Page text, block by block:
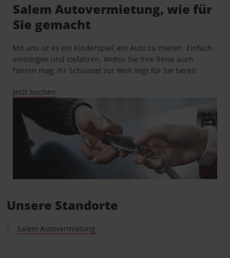
Salem Autovermietung, wie für
Sie gemacht
Mit uns ist es ein Kinderspiel, ein Auto zu mieten. Einfach
einsteigen und losfahren. Wohin Sie Ihre Reise auch
führen mag, Ihr Schlüssel zur Welt liegt für Sie bereit.
Jetzt buchen
Unsere Standorte
Salem Autovermietung